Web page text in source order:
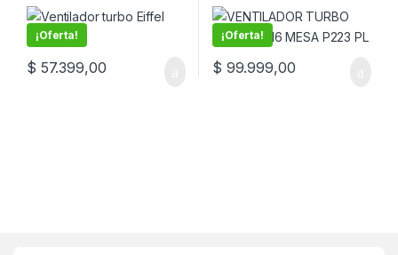
¡Oferta!
$ 57.399,00
¡Oferta!
$ 99.999,00